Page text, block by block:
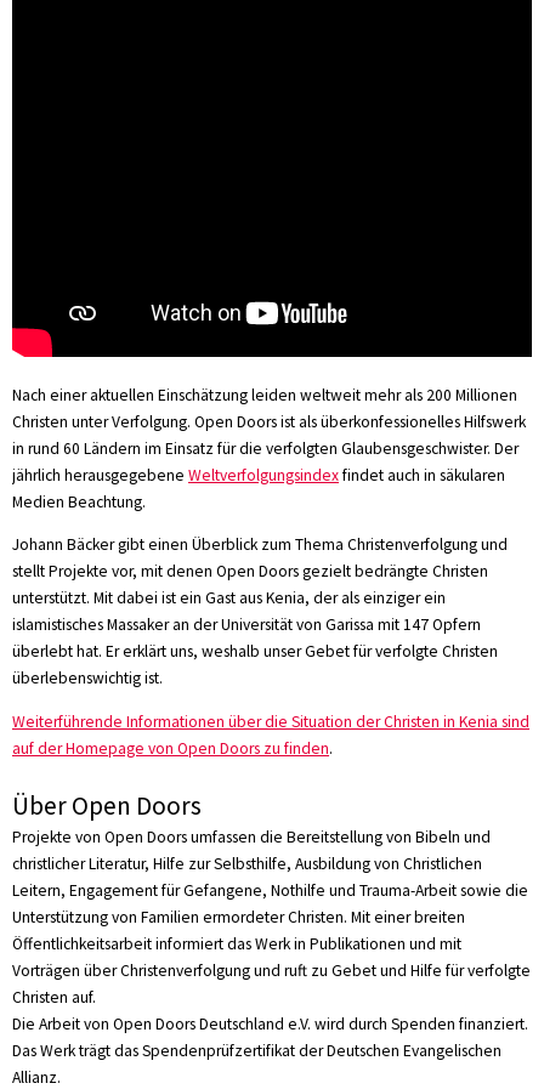
Nach einer aktuellen Einschätzung leiden weltweit mehr als 200 Millionen
Christen unter Verfolgung. Open Doors ist als überkonfessionelles Hilfswerk
in rund 60 Ländern im Einsatz für die verfolgten Glaubensgeschwister. Der
jährlich herausgegebene Weltverfolgungsindexfindet auch in säkularen
Medien Beachtung.
Johann Bäcker gibt einen Überblick zum Thema Christenverfolgung und
stellt Projekte vor, mit denen Open Doors gezielt bedrängte Christen
unterstützt. Mit dabei ist ein Gast aus Kenia, der als einziger ein
islamistisches Massaker an der Universität von Garissa mit 147 Opfern
überlebt hat. Er erklärt uns, weshalb unser Gebet für verfolgte Christen
überlebenswichtig ist.
Weiterführende Informationen über die Situation der Christen in Kenia sind
auf der Homepage von Open Doors zu finden.
Über Open Doors
Projekte von Open Doors umfassen die Bereitstellung von Bibeln und
christlicher Literatur, Hilfe zur Selbsthilfe, Ausbildung von Christlichen
Leitern, Engagement für Gefangene, Nothilfe und Trauma-Arbeit sowie die
Unterstützung von Familien ermordeter Christen. Mit einer breiten
Öffentlichkeitsarbeit informiert das Werk in Publikationen und mit
Vorträgen über Christenverfolgung und ruft zu Gebet und Hilfe für verfolgte
Christen auf.
Die Arbeit von Open Doors Deutschland e.V. wird durch Spenden finanziert.
Das Werk trägt das Spendenprüfzertifikat der Deutschen Evangelischen
Allianz.